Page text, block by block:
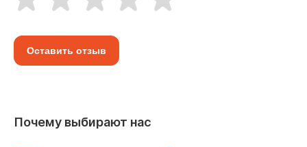
Оставить отзыв
Почему выбирают нас